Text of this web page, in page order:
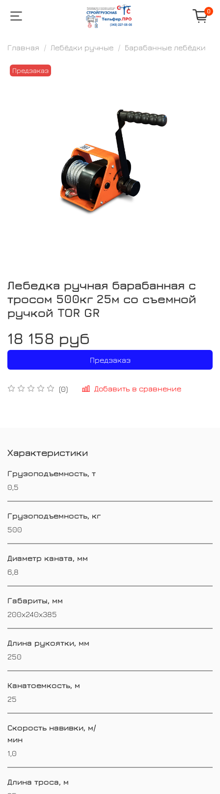
0
Главная Лебёдки ручные Барабанные лебёдки
Предзаказ
Лебедка ручная барабанная с
тросом 500кг 25м со съемной
ручкой TOR GR
(0) Добавить в сравнение
18 158 руб
Предзаказ
Характеристики
Грузоподъемность, т
0,5
Грузоподъемность, кг
500
Диаметр каната, мм
6,8
Габариты, мм
200х240х385
Длина рукоятки, мм
250
Канатоемкость, м
25
Скорость навивки, м/
мин
1,0
Длина троса, м